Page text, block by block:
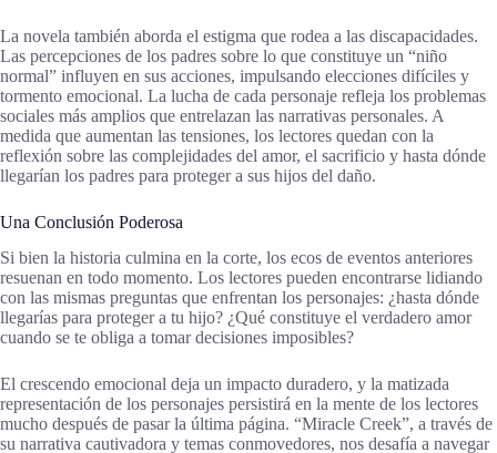
La novela también aborda el estigma que rodea a las discapacidades.
Las percepciones de los padres sobre lo que constituye un “niño
normal” influyen en sus acciones, impulsando elecciones difíciles y
tormento emocional. La lucha de cada personaje refleja los problemas
sociales más amplios que entrelazan las narrativas personales. A
medida que aumentan las tensiones, los lectores quedan con la
reflexión sobre las complejidades del amor, el sacrificio y hasta dónde
llegarían los padres para proteger a sus hijos del daño.
Una Conclusión Poderosa
Si bien la historia culmina en la corte, los ecos de eventos anteriores
resuenan en todo momento. Los lectores pueden encontrarse lidiando
con las mismas preguntas que enfrentan los personajes: ¿hasta dónde
llegarías para proteger a tu hijo? ¿Qué constituye el verdadero amor
cuando se te obliga a tomar decisiones imposibles?
El crescendo emocional deja un impacto duradero, y la matizada
representación de los personajes persistirá en la mente de los lectores
mucho después de pasar la última página. “Miracle Creek”, a través de
su narrativa cautivadora y temas conmovedores, nos desafía a navegar